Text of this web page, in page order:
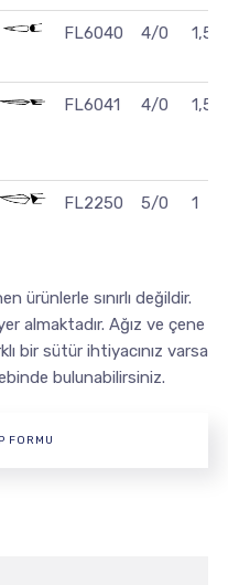
FL6040 4/0 1,5
FL6041 4/0 1,5
FL2250 5/0 1
ürünlerle sınırlı değildir.
almaktadır. Ağız ve çene
bir sütür ihtiyacınız varsa
bulunabilirsiniz.
FORMU